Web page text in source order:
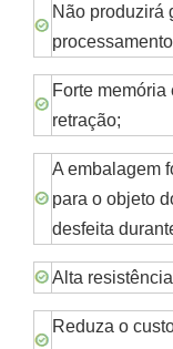
Não produzirá
Forte
retração;
A embalagem
para o objeto
desfeita
Alta
Reduza o